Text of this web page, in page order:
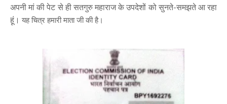
अपनी मां की पेट से ही सतगुरु महाराज के उपदेशों को सुनते-समझते आ रहा
हूं। यह चित्र हमारी माता जी की है।